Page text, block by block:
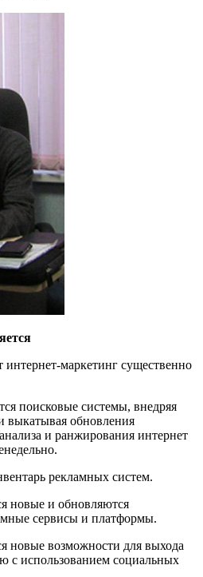
интернет-маркетинг существенно
поисковые системы, внедряя
выкатывая обновления
и ранжирования интернет
рекламных систем.
новые и обновляются
сервисы и платформы.
новые возможности для выхода
с использованием социальных